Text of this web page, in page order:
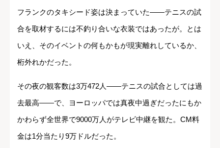
フランクのタキシード姿は決まっていた――テニスの試
合を取材するには不釣り合いな衣装ではあったが。とは
いえ、そのイベントの何もかもが現実離れしているか、
桁外れかだった。
その夜の観客数は3万472人――テニスの試合としては過
去最高――で、ヨーロッパでは真夜中過ぎだったにもか
かわらず全世界で9000万人がテレビ中継を観た。CM料
金は1分当たり9万ドルだった。